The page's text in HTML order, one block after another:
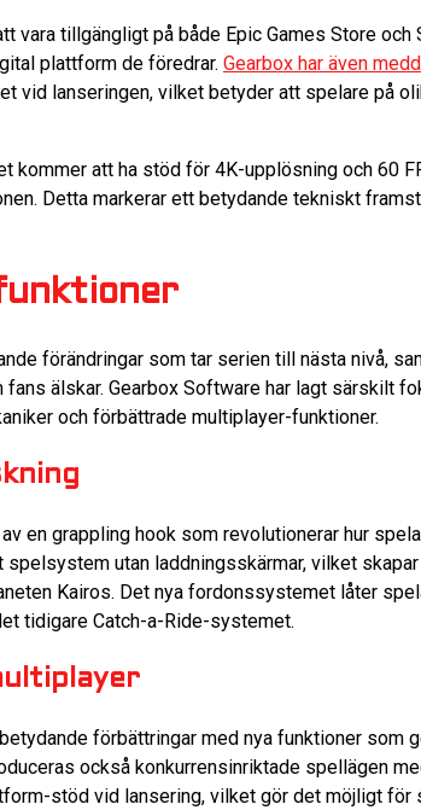
vara tillgängligt på både Epic Games Store
plattform de föredrar. Gearbox har även
vid lanseringen, vilket betyder att spelare på
kommer att ha stöd för 4K-upplösning och 60
Detta markerar ett betydande tekniskt
förändringar som tar serien till nästa nivå,
älskar. Gearbox Software har lagt särskilt
och förbättrade multiplayer-funktioner.
en grappling hook som revolutionerar hur
utan laddningsskärmar, vilket
Kairos. Det nya fordonssystemet låter
tidigare Catch-a-Ride-systemet.
förbättringar med nya funktioner som
också konkurrensinriktade spellägen
stöd vid lansering, vilket gör det möjligt för